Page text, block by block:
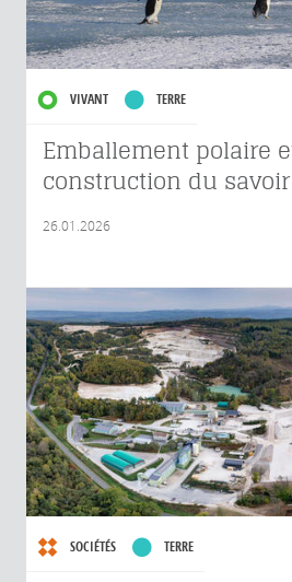
VIVANT TERRE
Emballement polaire
construction du savoir
26.01.2026
SOCIÉTÉS TERRE